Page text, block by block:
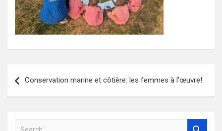
de
Conservation marine et côtière: les femmes à l’œuvre!